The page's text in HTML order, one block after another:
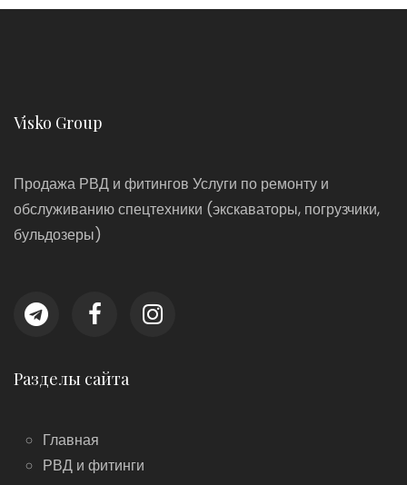
Visko Group
Продажа РВД и фитингов Услуги по ремонту и
обслуживанию спецтехники (экскаваторы, погрузчики,
бульдозеры)
Разделы сайта
Главная
РВД и фитинги